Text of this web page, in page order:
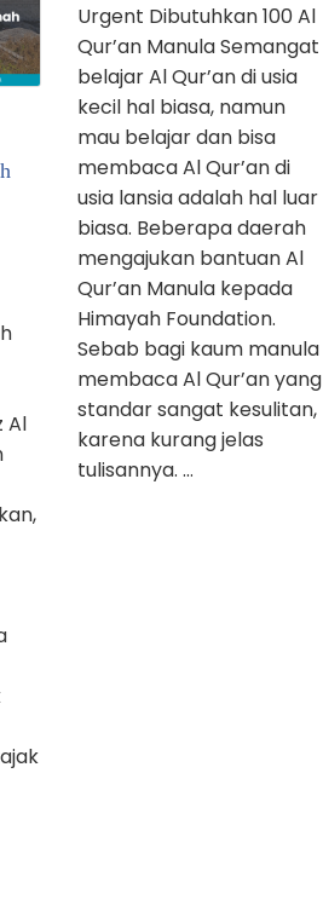
Al
Urgent Dibutuhkan 100 Al
Qur’an Manula Semangat
belajar Al Qur’an di usia
kecil hal biasa, namun
mau belajar dan bisa
membaca Al Qur’an di
usia lansia adalah hal luar
biasa. Beberapa daerah
mengajukan bantuan Al
Qur’an Manula kepada
Himayah Foundation.
Sebab bagi kaum manula
membaca Al Qur’an yang
standar sangat kesulitan,
karena kurang jelas
tulisannya. …